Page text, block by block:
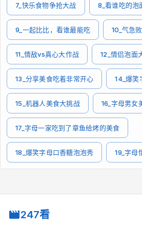
7_快乐食物争抢大战 8_看谁吃的泡
9_一起比比，看谁最能吃 10_气急
11_情敌vs真心大作战 12_情侣泡面
13_分享美食吃着非常开心 14_爆笑
15_机器人美食大挑战 16_字母男女
17_字母一家吃到了章鱼给烤的美食
18_爆笑字母口香糖泡泡秀 19_字母
247看